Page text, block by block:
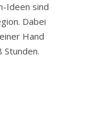
Ideen sind
Dabei
Hand
Stunden.